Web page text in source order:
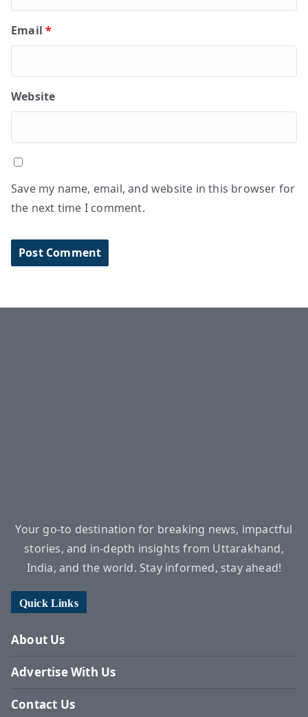
Email*
Website
Save my name, email, and website in this browser for
the next time I comment.
Your go-to destination for breaking news, impactful
stories, and in-depth insights from Uttarakhand,
India, and the world. Stay informed, stay ahead!
Quick Links
About Us
Advertise With Us
Contact Us